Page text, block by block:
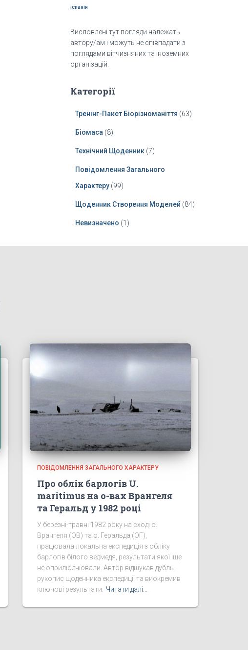
іспанія
Висловлені тут погляди належать
автору/ам і можуть не співпадати з
поглядами вітчизняних та іноземних
організацій.
Категорії
Тренінг-Пакет Біорізноманіття (63)
Біомаса (8)
Технічний Щоденник(7)
Повідомлення Загального
Характеру(99)
Щоденник Створення Моделей (84)
Невизначено (1)
ПОВІДОМЛЕННЯ ЗАГАЛЬНОГО ХАРАКТЕРУ
Про облік барлогів U.
maritimus на о-вах Врангеля
та Геральд у 1982 році
У березні-травні 1982 року на сході о.
Врангеля (ОВ) та о. Геральда (ОГ),
працювала локальна експедиція з обліку
барлогів білого ведмедя, результати якої іще
не оприлюднювали. Автор відшукав дубль-
рукопис щоденника експедиції та виокремив
ключові результати.
Читати далі…